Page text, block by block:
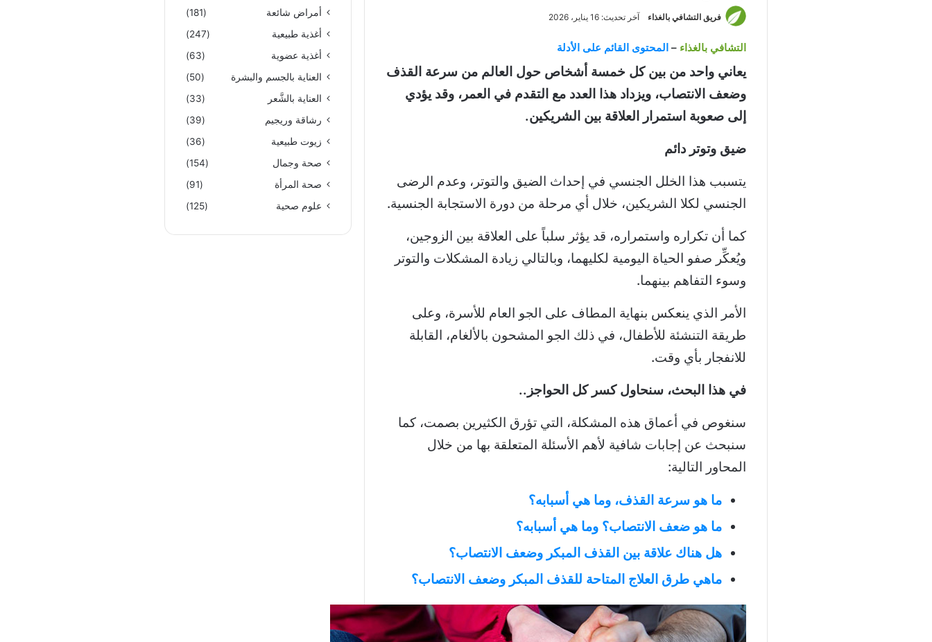
فريق التشافي بالغذاء آخر تحديث: 16 يناير، 2026
التشافي بالغذاء – المحتوى القائم على الأدلة
يعاني واحد من بين كل خمسة أشخاص حول العالم من سرعة القذف
وضعف الانتصاب، ويزداد هذا العدد مع التقدم في العمر، وقد يؤدي
إلى صعوبة استمرار العلاقة بين الشريكين.
ضيق وتوتر دائم
يتسبب هذا الخلل الجنسي في إحداث الضيق والتوتر، وعدم الرضى
الجنسي لكلا الشريكين، خلال أي مرحلة من دورة الاستجابة الجنسية.
كما أن تكراره واستمراره، قد يؤثر سلباً على العلاقة بين الزوجين،
ويُعكِّر صفو الحياة اليومية لكليهما، وبالتالي زيادة المشكلات والتوتر
وسوء التفاهم بينهما.
الأمر الذي ينعكس بنهاية المطاف على الجو العام للأسرة، وعلى
طريقة التنشئة للأطفال، في ذلك الجو المشحون بالألغام، القابلة
للانفجار بأي وقت.
في هذا البحث، سنحاول كسر كل الحواجز..
سنغوص في أعماق هذه المشكلة، التي تؤرق الكثيرين بصمت، كما
سنبحث عن إجابات شافية لأهم الأسئلة المتعلقة بها من خلال
المحاور التالية:
ما هو سرعة القذف، وما هي أسبابه؟
ما هو ضعف الانتصاب؟ وما هي أسبابه؟
هل هناك علاقة بين القذف المبكر وضعف الانتصاب؟
ماهي طرق العلاج المتاحة للقذف المبكر وضعف الانتصاب؟
أمراض شائعة
(181)
أغذية طبيعية
(247)
أغذية عضوية
(63)
العناية بالجسم والبشرة
(50)
العناية بالشَّعر
(33)
رشاقة وريجيم
(39)
زيوت طبيعية
(36)
صحة وجمال
(154)
صحة المرأة
(91)
علوم صحية
(125)